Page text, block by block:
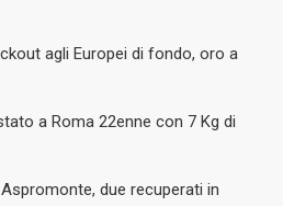
agli Europei di fondo, oro a
a Roma 22enne con 7 Kg di
due recuperati in